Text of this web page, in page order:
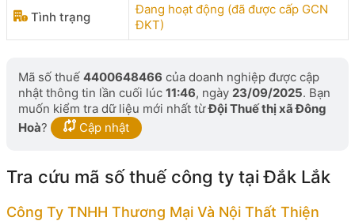
Tình trạng
Đang hoạt động (đã được cấp GCN
ĐKT)
Mã số thuế 4400648466 của doanh nghiệp được cập
nhật thông tin lần cuối lúc 11:46, ngày 23/09/2025. Bạn
muốn kiểm tra dữ liệu mới nhất từĐội Thuế thị xã Đông
Hoà? Cập nhật
Tra cứu mã số thuế công ty tại Đắk Lắk
Công Ty TNHH Thương Mại Và Nội Thất Thiện